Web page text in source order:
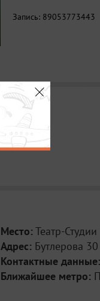
Запись: 89053773443
Место: Театр-
Адрес: Бутлерова
Контактные данные:
Ближайшее метро: